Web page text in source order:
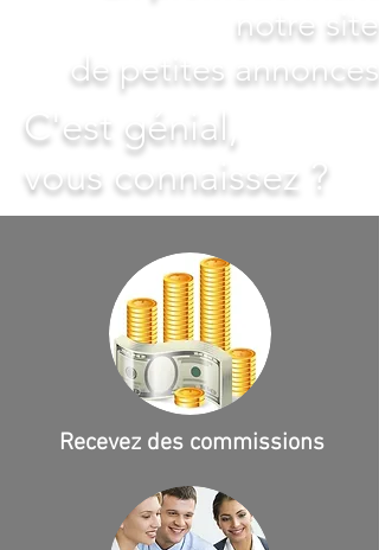
notre site
de petites annonces
C'est génial,
vous connaissez ?
Recevez des commissions